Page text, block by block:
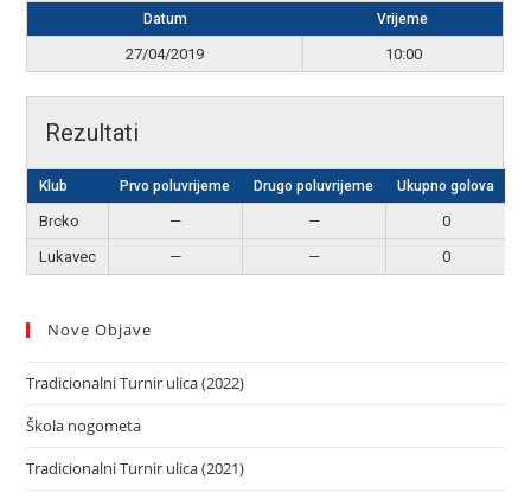
Datum Vrijeme
27/04/2019 10:00
Rezultati
Klub Prvo poluvrijeme Drugo poluvrijeme Ukupno golova
Brcko — — 0
Lukavec
— — 0
Nove Objave
Tradicionalni Turnir ulica (2022)
Škola nogometa
Tradicionalni Turnir ulica (2021)